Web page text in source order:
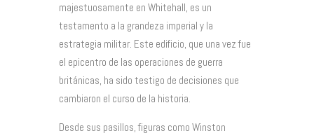
majestuosamente en Whitehall, es un
testamento a la grandeza imperial y la
estrategia militar. Este edificio, que una vez fue
el epicentro de las operaciones de guerra
británicas, ha sido testigo de decisiones que
cambiaron el curso de la historia.
Desde sus pasillos, figuras como Winston